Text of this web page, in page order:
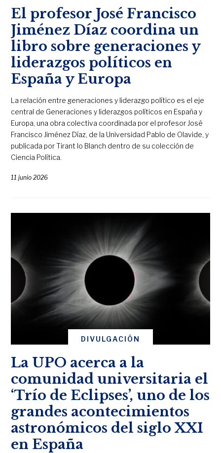
El profesor José Francisco
Jiménez Díaz coordina un
libro sobre generaciones y
liderazgos políticos en
España y Europa
La relación entre generaciones y liderazgo político es el eje
central de Generaciones y liderazgos políticos en España y
Europa, una obra colectiva coordinada por el profesor José
Francisco Jiménez Díaz, de la Universidad Pablo de Olavide, y
publicada por Tirant lo Blanch dentro de su colección de
Ciencia Política.
11 junio 2026
DIVULGACIÓN
La UPO acerca a la
comunidad universitaria el
‘Trío de Eclipses’, uno de los
grandes acontecimientos
astronómicos del siglo XXI
en España